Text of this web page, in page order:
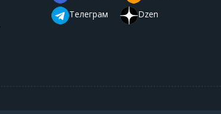
Телеграм
Dzen